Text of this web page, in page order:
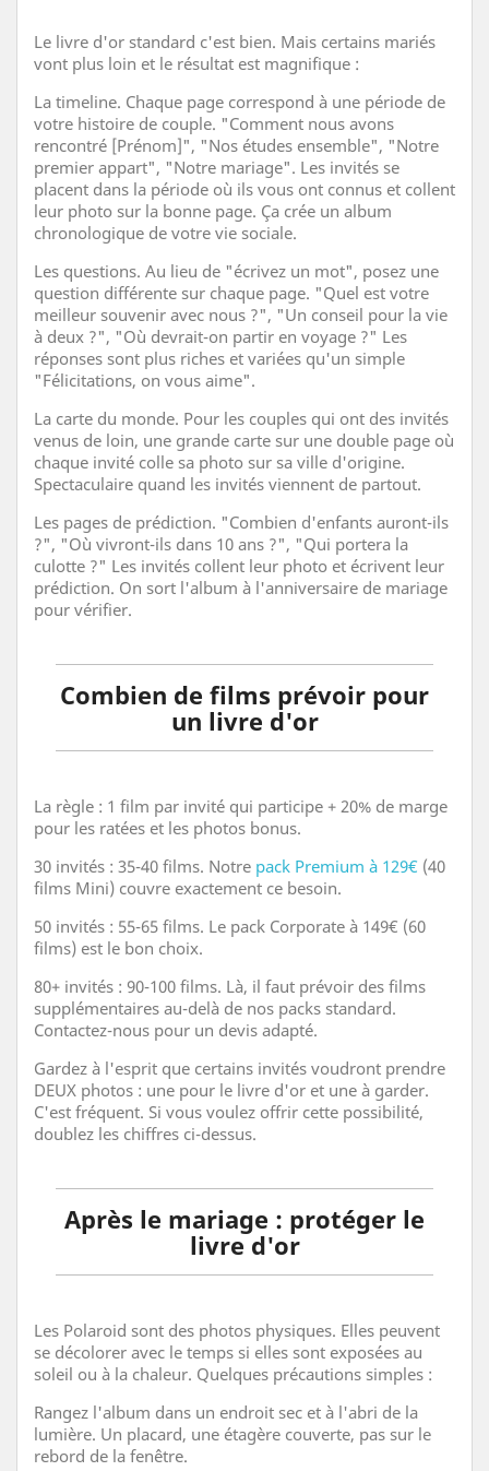
Le livre d'or standard c'est bien. Mais certains mariés
vont plus loin et le résultat est magnifique :
La timeline. Chaque page correspond à une période de
votre histoire de couple. "Comment nous avons
rencontré [Prénom]", "Nos études ensemble", "Notre
premier appart", "Notre mariage". Les invités se
placent dans la période où ils vous ont connus et collent
leur photo sur la bonne page. Ça crée un album
chronologique de votre vie sociale.
Les questions. Au lieu de "écrivez un mot", posez une
question différente sur chaque page. "Quel est votre
meilleur souvenir avec nous ?", "Un conseil pour la vie
à deux ?", "Où devrait-on partir en voyage ?" Les
réponses sont plus riches et variées qu'un simple
"Félicitations, on vous aime".
La carte du monde. Pour les couples qui ont des invités
venus de loin, une grande carte sur une double page où
chaque invité colle sa photo sur sa ville d'origine.
Spectaculaire quand les invités viennent de partout.
Les pages de prédiction. "Combien d'enfants auront-ils
?", "Où vivront-ils dans 10 ans ?", "Qui portera la
culotte ?" Les invités collent leur photo et écrivent leur
prédiction. On sort l'album à l'anniversaire de mariage
pour vérifier.
Combien de films prévoir pour
un livre d'or
La règle : 1 film par invité qui participe + 20% de marge
pour les ratées et les photos bonus.
30 invités : 35-40 films. Notre pack Premium à 129€ (40
films Mini) couvre exactement ce besoin.
50 invités : 55-65 films. Le pack Corporate à 149€ (60
films) est le bon choix.
80+ invités : 90-100 films. Là, il faut prévoir des films
supplémentaires au-delà de nos packs standard.
Contactez-nous pour un devis adapté.
Gardez à l'esprit que certains invités voudront prendre
DEUX photos : une pour le livre d'or et une à garder.
C'est fréquent. Si vous voulez offrir cette possibilité,
doublez les chiffres ci-dessus.
Après le mariage : protéger le
livre d'or
Les Polaroid sont des photos physiques. Elles peuvent
se décolorer avec le temps si elles sont exposées au
soleil ou à la chaleur. Quelques précautions simples :
Rangez l'album dans un endroit sec et à l'abri de la
lumière. Un placard, une étagère couverte, pas sur le
rebord de la fenêtre.